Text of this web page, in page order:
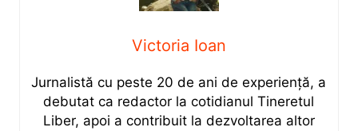
Victoria Ioan
Jurnalistă cu peste 20 de ani de experiență, a
debutat ca redactor la cotidianul Tineretul
Liber, apoi a contribuit la dezvoltarea altor